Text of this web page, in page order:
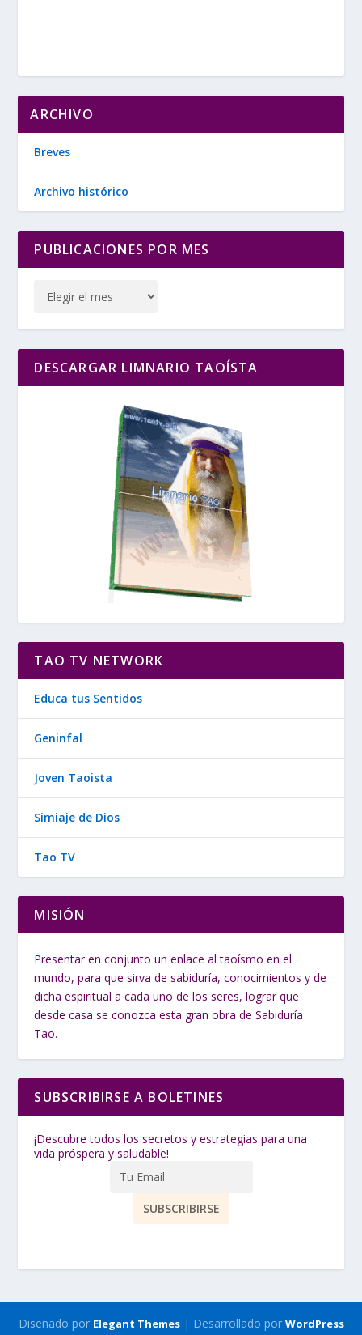
ARCHIVO
Breves
Archivo histórico
PUBLICACIONES POR MES
DESCARGAR LIMNARIO TAOÍSTA
TAO TV NETWORK
Educa tus Sentidos
Geninfal
Joven Taoista
Simiaje de Dios
Tao TV
MISIÓN
Presentar en conjunto un enlace al taoísmo en el
mundo, para que sirva de sabiduría, conocimientos y de
dicha espiritual a cada uno de los seres, lograr que
desde casa se conozca esta gran obra de Sabiduría
Tao.
SUBSCRIBIRSE A BOLETINES
¡Descubre todos los secretos y estrategias para una
vida próspera y saludable!
Diseñado por Elegant Themes| Desarrollado por WordPress